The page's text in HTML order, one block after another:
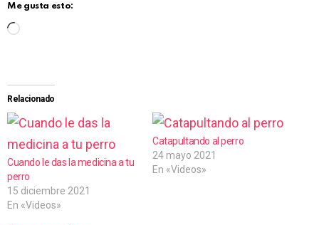
Me gusta esto:
g
a
d
o
.
Relacionado
Cuando le das la medicina a tu
perro
15 diciembre 2021
En «Videos»
Catapultando al perro
24 mayo 2021
En «Videos»